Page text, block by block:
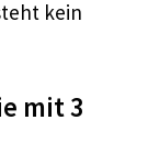
kein
mit 3